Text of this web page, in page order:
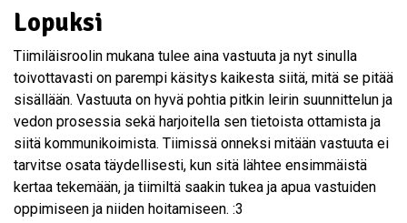
Lopuksi
Tiimiläisroolin mukana tulee aina vastuuta ja nyt sinulla
toivottavasti on parempi käsitys kaikesta siitä, mitä se pitää
sisällään. Vastuuta on hyvä pohtia pitkin leirin suunnittelun ja
vedon prosessia sekä harjoitella sen tietoista ottamista ja
siitä kommunikoimista. Tiimissä onneksi mitään vastuuta ei
tarvitse osata täydellisesti, kun sitä lähtee ensimmäistä
kertaa tekemään, ja tiimiltä saakin tukea ja apua vastuiden
oppimiseen ja niiden hoitamiseen. :3